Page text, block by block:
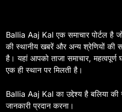
Ballia :
विभाग,
BALLIA
Ballia :
Ballia Aaj Kal एक समाचार पोर्टल है
की स्थानीय खबरें और अन्य श्रेणियों की
है। यहां आपको ताजा समाचार,
एक ही स्थान पर मिलती है।
Ballia Aaj Kal का उद्देश्य है बलिया
जानकारी प्रदान करना।